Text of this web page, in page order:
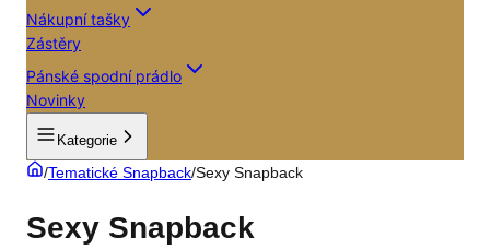
Nákupní tašky
Zástěry
Pánské spodní prádlo
Novinky
Kategorie
/Tematické Snapback/Sexy Snapback
Sexy Snapback